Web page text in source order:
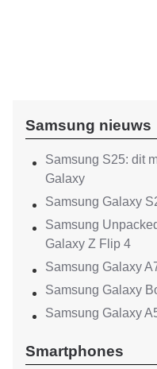
Samsung nieuws
Samsung S25: dit
Galaxy
Samsung Galaxy
Samsung
Galaxy Z Flip 4
Samsung Galaxy
Samsung Galaxy
Samsung Galaxy
Smartphones